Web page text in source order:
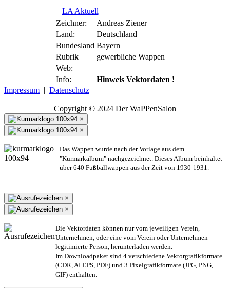
LA Aktuell
Zeichner:
Andreas Ziener
Land:
Deutschland
Bundesland Bayern
Rubrik
gewerbliche Wappen
Web:
Info:
Hinweis Vektordaten !
Impressum | Datenschutz
Copyright © 2024 Der WaPPenSalon
×
×
Das Wappen wurde nach der Vorlage aus dem
"Kurmarkalbum" nachgezeichnet. Dieses Album beinhaltet
über 640 Fußballwappen aus der Zeit von 1930-1931.
×
×
Die Vektordaten können nur vom jeweiligen Verein,
Unternehmen, oder eine vom Verein oder Unternehmen
legitimierte Person, herunterladen werden.
Im Downloadpaket sind 4 verschiedene Vektorgrafikformate
(CDR, AI EPS, PDF) und 3 Pixelgrafikformate (JPG, PNG,
GIF) enthalten.